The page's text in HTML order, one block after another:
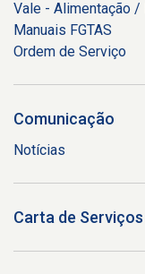
Vale - Alimentação /
Manuais FGTAS
Ordem de Serviço
Comunicação
Notícias
Carta de Serviços